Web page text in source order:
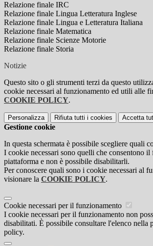
Relazione finale IRC
Relazione finale Lingua Letteratura Inglese
Relazione finale Lingua e Letteratura Italiana
Relazione finale Matematica
Relazione finale Scienze Motorie
Relazione finale Storia
Notizie
Questo sito o gli strumenti terzi da questo
cookie necessari al funzionamento ed utili alle
COOKIE POLICY.
Personalizza Rifiuta tutti i cookies Accetta
Gestione cookie
In questa schermata è possibile scegliere quali
I cookie necessari sono quelli che consentono il
piattaforma e non è possibile disabilitarli.
Per conoscere quali sono i cookie necessari al
visionare la COOKIE POLICY.
Cookie necessari per il funzionamento
I cookie necessari per il funzionamento non
disabilitati. È possibile consultare l'elenco nella
policy.